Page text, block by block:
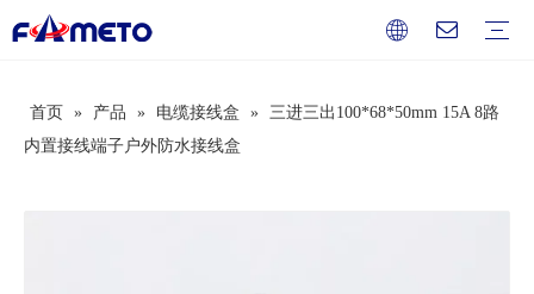
首页 » 产品 » 电缆接线盒 » 三进三出100*68*50mm 15A 8路
内置接线端子户外防水接线盒